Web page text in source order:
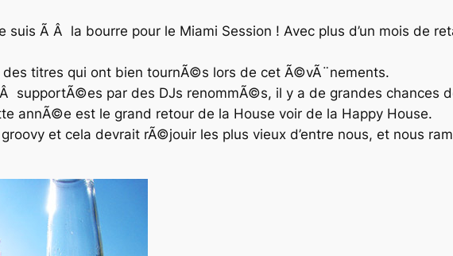
suis Ã Â la bourre pour le Miami Session ! Avec plus d’un mois de
des titres qui ont bien tournÃ©s lors de cet Ã©vÃ¨nements.
supportÃ©es par des DJs renommÃ©s, il y a de grandes chances
annÃ©e est le grand retour de la House voir de la Happy House.
et cela devrait rÃ©jouir les plus vieux d’entre nous, et nous